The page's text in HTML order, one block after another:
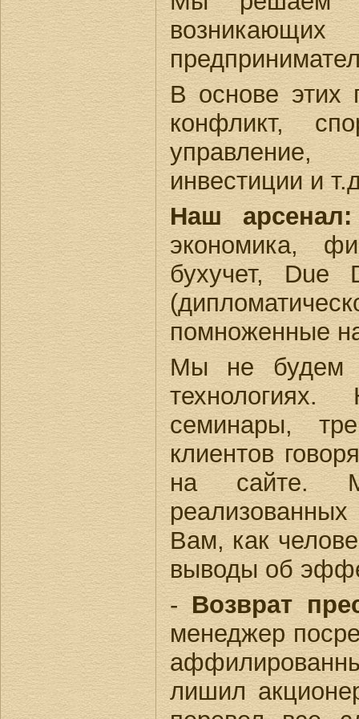
В основе этих
конфликт,
управление,
инвестиции и
Наш арсенал:
экономика,
бухучет, Due
помноженные
Мы не будем
семинары,
клиентов
на сайте.
Вам, как
выводы об
-Возврат
менеджер
лишил